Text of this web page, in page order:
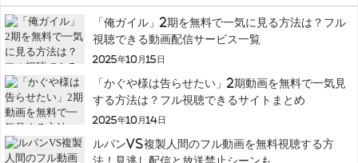
「俺ガイル」2期を無料で一気に見る方法は？フル
視聴できる動画配信サービス一覧
2025年10月15日
「かぐや様は告らせたい」2期動画を無料で一気見
する方法は？フル視聴できるサイトまとめ
2025年10月14日
ルパンVS複製人間のフル動画を無料視聴する方